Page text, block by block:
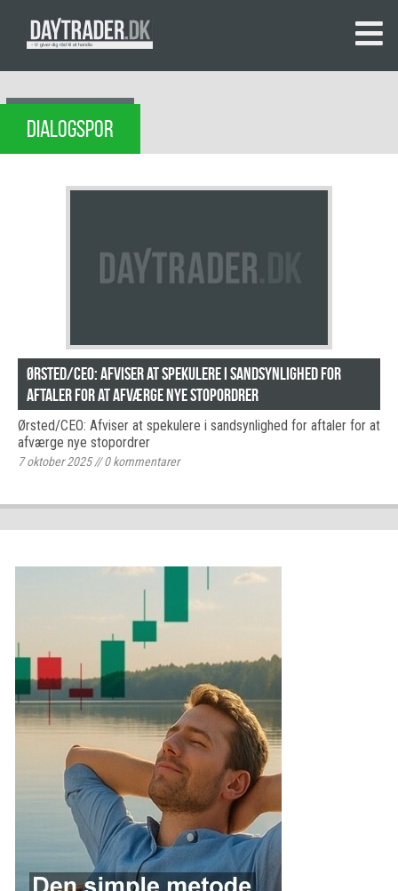
DIALOGSPOR
Ørsted/CEO: Afviser at spekulere i sandsynlighed for
aftaler for at afværge nye stopordrer
Ørsted/CEO: Afviser at spekulere i sandsynlighed for aftaler for at
afværge nye stopordrer
7 oktober 2025//0kommentarer